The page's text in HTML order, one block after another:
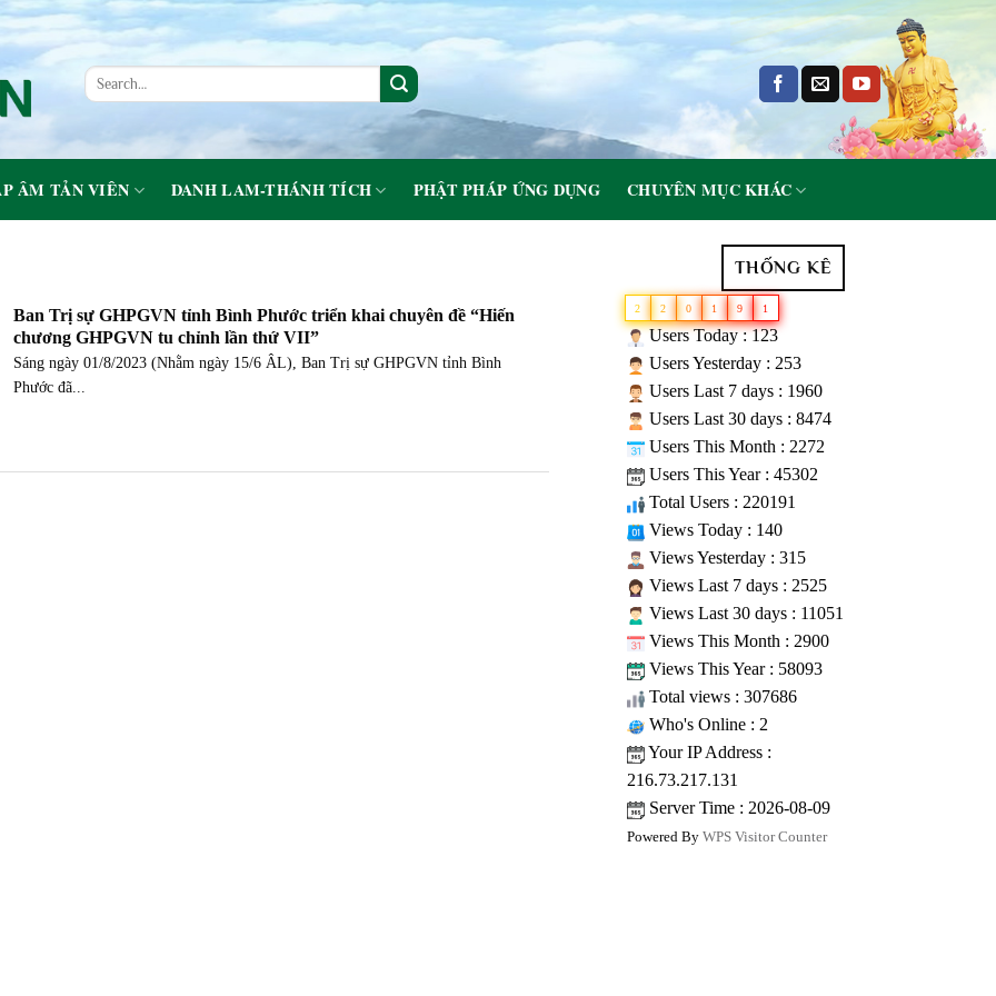
ÂM TẢN VIÊN DANH LAM-THÁNH TÍCH PHẬT PHÁP ỨNG DỤNG CHUYÊN MỤC KHÁC
Ban Trị sự GHPGVN tỉnh Bình Phước triển khai chuyên đề “Hiến
chương GHPGVN tu chỉnh lần thứ VII”
Sáng ngày 01/8/2023 (Nhằm ngày 15/6 ÂL), Ban Trị sự GHPGVN tỉnh Bình
Phước đã...
THỐNG KÊ
2 2 0 1 9 1
Users Today : 123
Users Yesterday : 253
Users Last 7 days : 1960
Users Last 30 days : 8474
Users This Month : 2272
Users This Year : 45302
Total Users : 220191
Views Today : 140
Views Yesterday : 315
Views Last 7 days : 2525
Views Last 30 days : 11051
Views This Month : 2900
Views This Year : 58093
Total views : 307686
Who's Online : 2
Your IP Address :
216.73.217.131
Server Time : 2026-08-09
Powered By WPS Visitor Counter